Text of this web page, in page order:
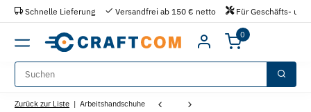
Schnelle Lieferung Versandfrei ab 150 € netto Für Geschäfts- und
0
Zurück zur Liste Arbeitshandschuhe